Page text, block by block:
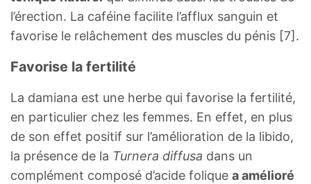
l’érection. La caféine facilite l’afflux sanguin et
favorise le relâchement des muscles du pénis [7].
Favorise la fertilité
La damiana est une herbe qui favorise la fertilité,
en particulier chez les femmes. En effet, en plus
de son effet positif sur l’amélioration de la libido,
la présence de la Turnera diffusa dans un
complément composé d’acide folique a amélioré